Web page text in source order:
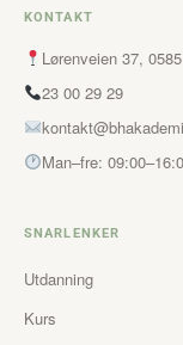
KONTAKT
Lørenveien 37,
23 00 29 29
Man–fre:
SNARLENKER
Utdanning
Kurs